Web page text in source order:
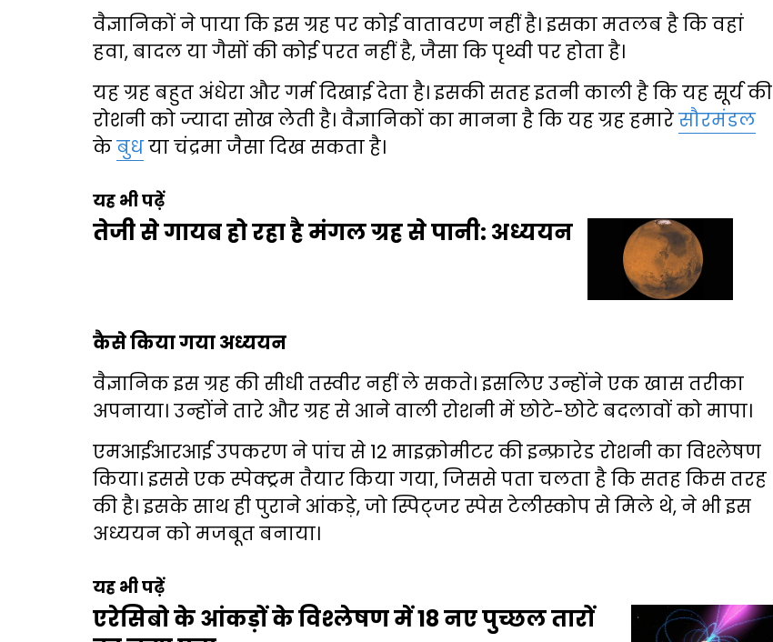
वैज्ञानिकों ने पाया कि इस ग्रह पर कोई वातावरण नहीं है। इसका मतलब है कि वहां
हवा, बादल या गैसों की कोई परत नहीं है, जैसा कि पृथ्वी पर होता है।
यह ग्रह बहुत अंधेरा और गर्म दिखाई देता है। इसकी सतह इतनी काली है कि यह सूर्य की
रोशनी को ज्यादा सोख लेती है। वैज्ञानिकों का मानना है कि यह ग्रह हमारेसौरमंडल
केबुधया चंद्रमा जैसा दिख सकता है।
यह भी पढ़ें
तेजी से गायब हो रहा है मंगल ग्रह से पानी: अध्ययन
कैसे किया गया अध्ययन
वैज्ञानिक इस ग्रह की सीधी तस्वीर नहीं ले सकते। इसलिए उन्होंने एक खास तरीका
अपनाया। उन्होंने तारे और ग्रह से आने वाली रोशनी में छोटे-छोटे बदलावों को मापा।
एमआईआरआई उपकरण ने पांच से 12 माइक्रोमीटर की इन्फ्रारेड रोशनी का विश्लेषण
किया। इससे एक स्पेक्ट्रम तैयार किया गया, जिससे पता चलता है कि सतह किस तरह
की है। इसके साथ ही पुराने आंकड़े, जो स्पिट्जर स्पेस टेलीस्कोप से मिले थे, ने भी इस
अध्ययन को मजबूत बनाया।
यह भी पढ़ें
एरेसिबो के आंकड़ों के विश्लेषण में 18 नए पुच्छल तारों